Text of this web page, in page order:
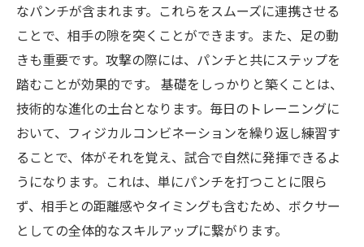
なパンチが含まれます。これらをスムーズに連携させる
ことで、相手の隙を突くことができます。また、足の動
きも重要です。攻撃の際には、パンチと共にステップを
踏むことが効果的です。 基礎をしっかりと築くことは、
技術的な進化の土台となります。毎日のトレーニングに
おいて、フィジカルコンビネーションを繰り返し練習す
ることで、体がそれを覚え、試合で自然に発揮できるよ
うになります。これは、単にパンチを打つことに限ら
ず、相手との距離感やタイミングも含むため、ボクサー
としての全体的なスキルアップに繋がります。